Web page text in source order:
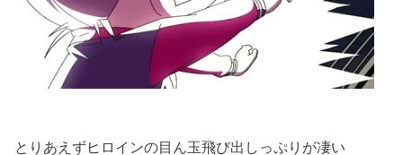
とりあえずヒロインの目ん玉飛び出しっぷりが凄い